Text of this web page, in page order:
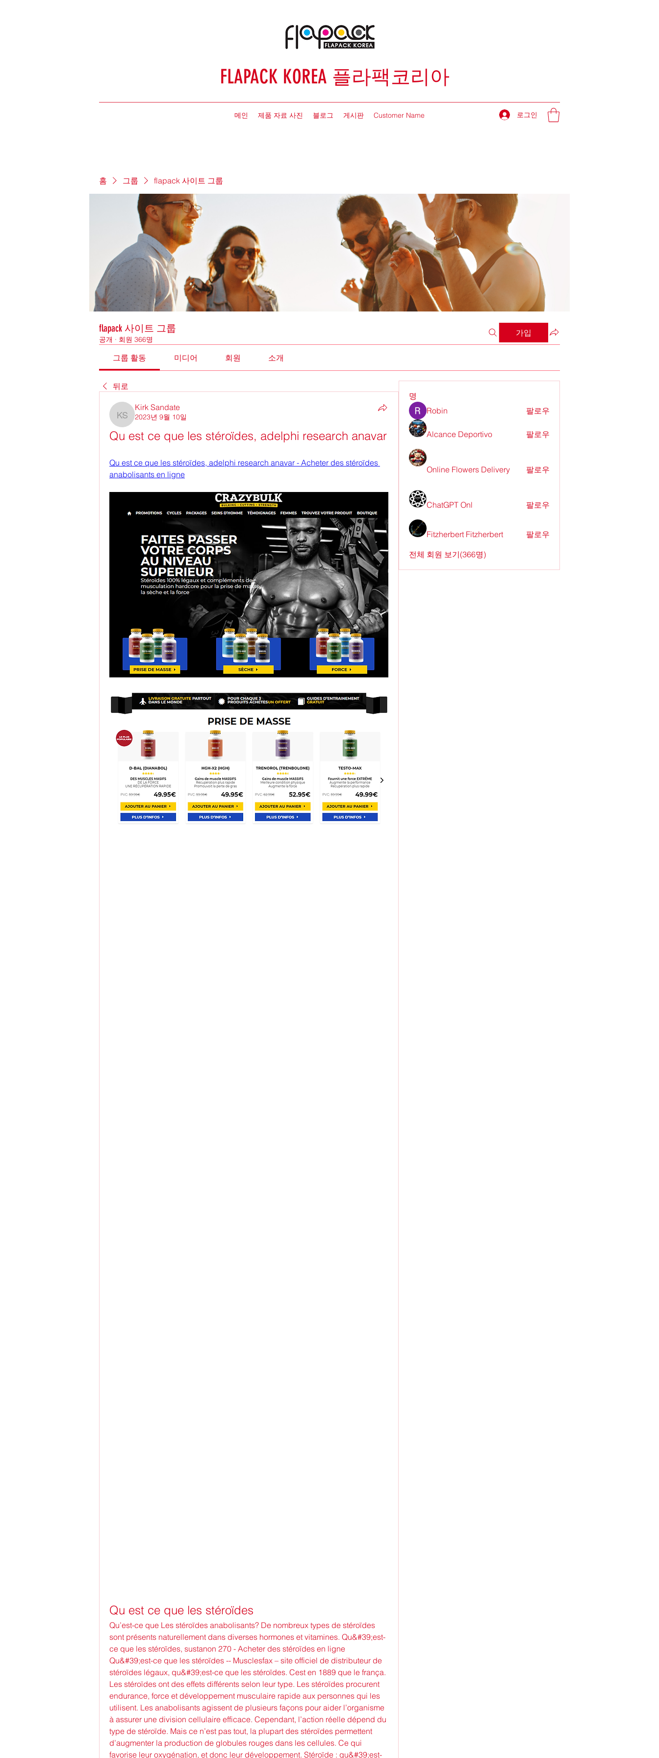
FLAPACK KOREA 플라팩코리아
메인 제품 자료 사진 블로그 게시판 Customer Name 로그인
홈 그룹 flapack 사이트 그룹
flapack 사이트 그룹
공개 · 회원 366명
가입
그룹 활동 미디어 회원 소개
뒤로
Kirk Sandate
Kirk Sandate
2023년 9월 10일
Qu est ce que les stéroïdes, adelphi research anavar
Qu est ce que les stéroïdes, adelphi research anavar - Acheter des stéroïdes
anabolisants en ligne
Qu est ce que les stéroïdes
Qu’est-ce que Les stéroïdes anabolisants? De nombreux types de stéroïdes
sont présents naturellement dans diverses hormones et vitamines. Qu&#39;est-
ce que les stéroïdes, sustanon 270 - Acheter des stéroïdes en ligne
Qu&#39;est-ce que les stéroïdes -- Musclesfax – site officiel de distributeur de
stéroïdes légaux, qu&#39;est-ce que les stéroïdes. Cest en 1889 que le frança.
Les stéroïdes ont des effets différents selon leur type. Les stéroïdes procurent
endurance, force et développement musculaire rapide aux personnes qui les
utilisent. Les anabolisants agissent de plusieurs façons pour aider l’organisme
à assurer une division cellulaire efficace. Cependant, l’action réelle dépend du
type de stéroïde. Mais ce n’est pas tout, la plupart des stéroïdes permettent
d’augmenter la production de globules rouges dans les cellules. Ce qui
favorise leur oxygénation, et donc leur développement. Stéroïde : qu&#39;est-
명
Robin 팔로우
Alcance Deportivo 팔로우
Online Flowers Delivery 팔로우
ChatGPT Onl 팔로우
Fitzherbert Fitzherbert 팔로우
전체 회원 보기(366명)